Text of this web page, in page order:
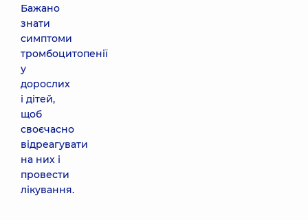
Бажано
знати
симптоми
тромбоцитопенії
у
дорослих
і дітей,
щоб
своєчасно
відреагувати
на них і
провести
лікування.